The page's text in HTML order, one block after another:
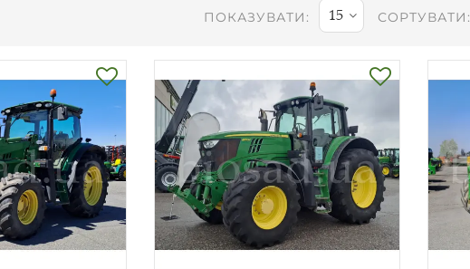
ПОКАЗУВАТИ: 15 СОРТУВАТИ: